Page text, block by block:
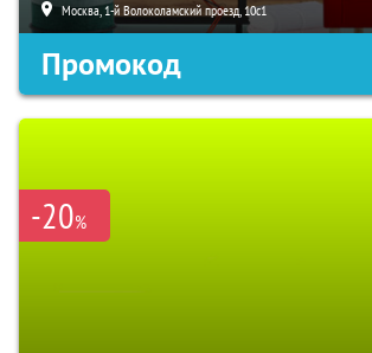
Москва, 1-й Волоколамский проезд, 10с1
Промокод
-20%